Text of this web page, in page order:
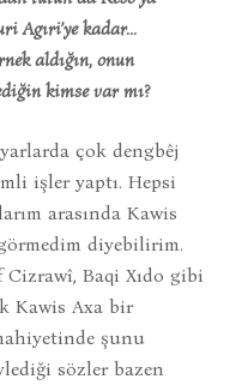
Agıri’ye kadar…
aldığın, onun
kimse var mı?
çok dengbêj
işler yaptı. Hepsi
arasında Kawis
diyebilirim.
Baqi Xıdo gibi
Kawis Axa bir
şunu
sözler bazen